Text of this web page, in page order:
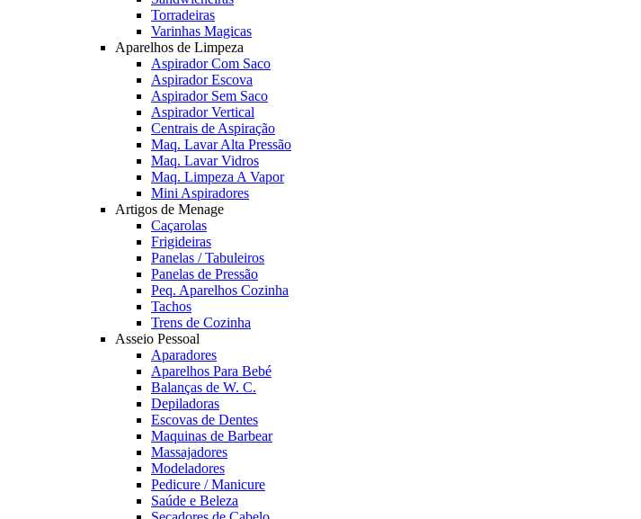
Torradeiras
Varinhas Magicas
Aparelhos de Limpeza
Aspirador Com Saco
Aspirador Escova
Aspirador Sem Saco
Aspirador Vertical
Centrais de Aspiração
Maq. Lavar Alta Pressão
Maq. Lavar Vidros
Maq. Limpeza A Vapor
Mini Aspiradores
Artigos de Menage
Caçarolas
Frigideiras
Panelas / Tabuleiros
Panelas de Pressão
Peq. Aparelhos Cozinha
Tachos
Trens de Cozinha
Asseio Pessoal
Aparadores
Aparelhos Para Bebé
Balanças de W. C.
Depiladoras
Escovas de Dentes
Maquinas de Barbear
Massajadores
Modeladores
Pedicure / Manicure
Saúde e Beleza